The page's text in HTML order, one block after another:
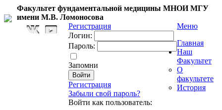
Факультет фундаментальной медицины МНОИ МГУ
имени М.В. Ломоносова
Регистрация
Логин:
Пароль:
Запомни
Регистрация
Забыли свой пароль?
Войти как пользователь:
Меню
Главная
Наш
Факультет
О
факультете
История